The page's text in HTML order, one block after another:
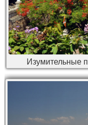
Изумительные